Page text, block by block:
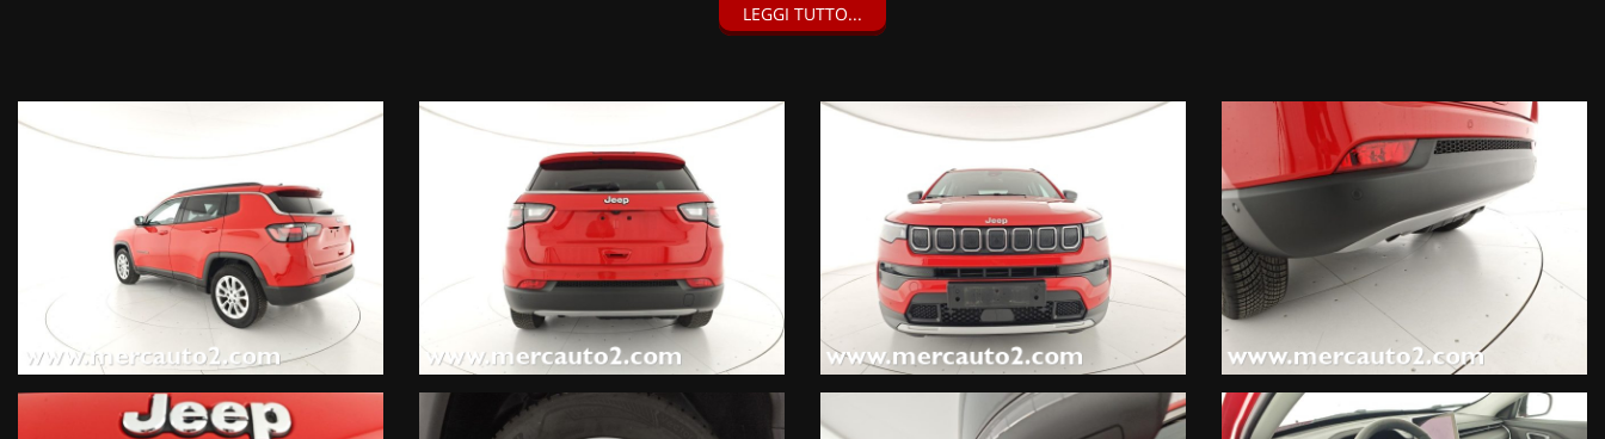
Blind Spot Monitoring, Camera 360°, Courtesy Lamp esterna, Park Assist parallelo e perpendicolare, Sensori di parcheggio anteriori, posteriori e laterali a 12 canali, New Park Pack (1200 EUR), Blind
Advanced Tech Pack (1200 EUR), Highway Assit System (150 EUR), Vernice pastello Colorado Red,
LEGGI TUTTO...